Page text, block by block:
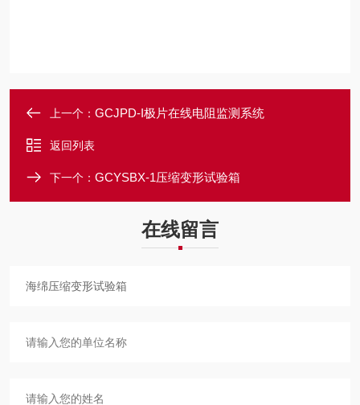
上一个： GCJPD-I极片在线电阻监测系统
返回列表
下一个： GCYSBX-1压缩变形试验箱
在线留言